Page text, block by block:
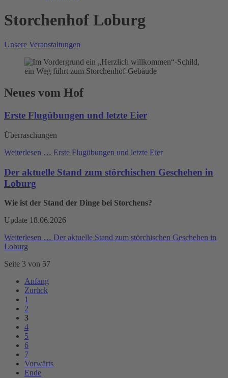
Storchenhof Loburg
Unsere Veranstaltungen
Neues vom Hof
Erste Flugübungen und letzte Eier
Überraschungen
Weiterlesen … Erste Flugübungen und letzte Eier
Der aktuelle Stand zum störchischen Geschehen in
Loburg
Wie ist der Stand der Dinge bei Storchens?
Update 18.06.2026
Weiterlesen … Der aktuelle Stand zum störchischen Geschehen in
Loburg
Seite 3 von 57
Anfang
Zurück
1
2
3
4
5
6
7
Vorwärts
Ende